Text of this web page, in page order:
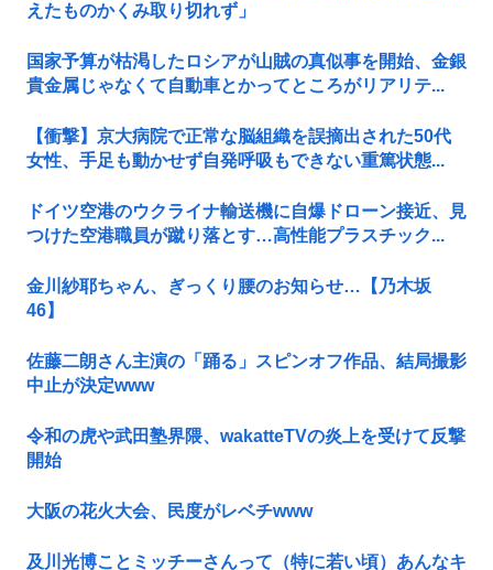
えたものかくみ取り切れず」
国家予算が枯渇したロシアが山賊の真似事を開始、金銀
貴金属じゃなくて自動車とかってところがリアリテ...
【衝撃】京大病院で正常な脳組織を誤摘出された50代
女性、手足も動かせず自発呼吸もできない重篤状態...
ドイツ空港のウクライナ輸送機に自爆ドローン接近、見
つけた空港職員が蹴り落とす…高性能プラスチック...
金川紗耶ちゃん、ぎっくり腰のお知らせ…【乃木坂
46】
佐藤二朗さん主演の「踊る」スピンオフ作品、結局撮影
中止が決定www
令和の虎や武田塾界隈、wakatteTVの炎上を受けて反撃
開始
大阪の花火大会、民度がレベチwww
及川光博ことミッチーさんって（特に若い頃）あんなキ